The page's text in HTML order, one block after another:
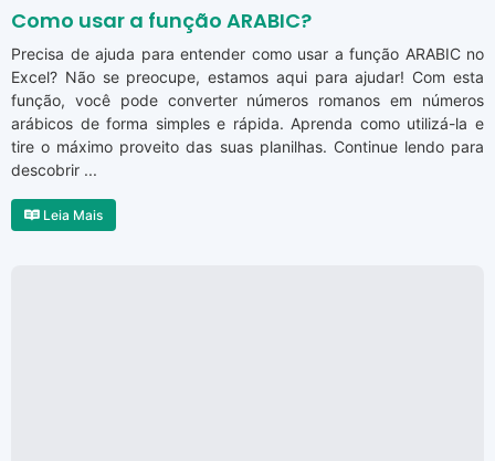
Como usar a função ARABIC?
Precisa de ajuda para entender como usar a função ARABIC no
Excel? Não se preocupe, estamos aqui para ajudar! Com esta
função, você pode converter números romanos em números
arábicos de forma simples e rápida. Aprenda como utilizá-la e
tire o máximo proveito das suas planilhas. Continue lendo para
descobrir ...
Leia Mais